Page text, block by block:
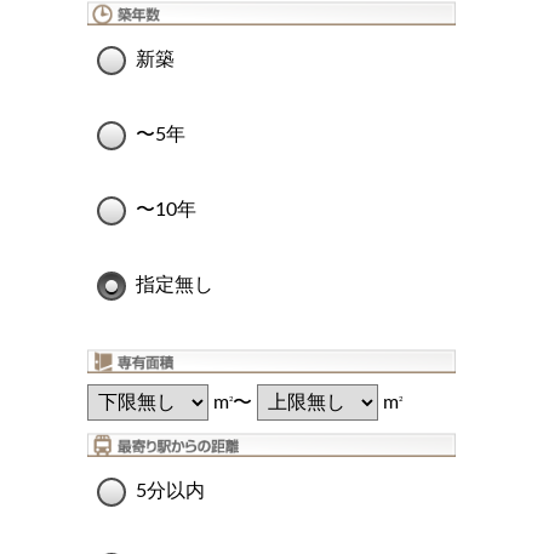
新築
〜5年
〜10年
指定無し
m2〜 m2
5分以内